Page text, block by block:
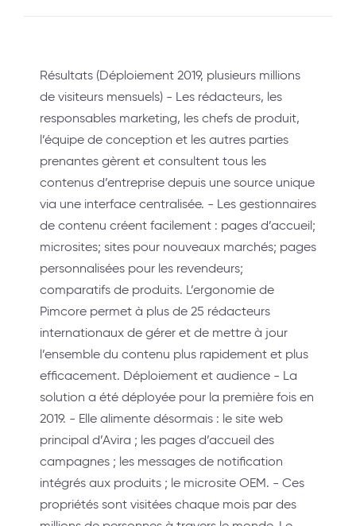
Résultats (Déploiement 2019, plusieurs millions
de visiteurs mensuels) - Les rédacteurs, les
responsables marketing, les chefs de produit,
l’équipe de conception et les autres parties
prenantes gèrent et consultent tous les
contenus d’entreprise depuis une source unique
via une interface centralisée. - Les gestionnaires
de contenu créent facilement : pages d’accueil;
microsites; sites pour nouveaux marchés; pages
personnalisées pour les revendeurs;
comparatifs de produits. L’ergonomie de
Pimcore permet à plus de 25 rédacteurs
internationaux de gérer et de mettre à jour
l’ensemble du contenu plus rapidement et plus
efficacement. Déploiement et audience - La
solution a été déployée pour la première fois en
2019. - Elle alimente désormais : le site web
principal d’Avira ; les pages d’accueil des
campagnes ; les messages de notification
intégrés aux produits ; le microsite OEM. - Ces
propriétés sont visitées chaque mois par des